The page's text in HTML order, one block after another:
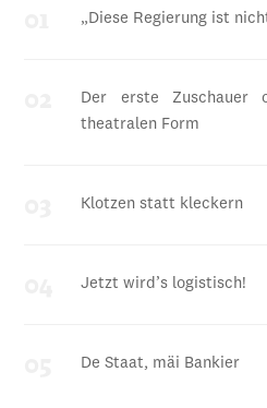
„Diese Regierung ist
Der erste
theatralen Form
Klotzen statt kleckern
Jetzt wird’s logistisch!
De Staat, mäi Bankier